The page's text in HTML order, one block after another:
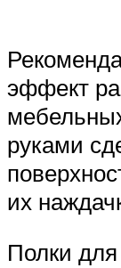
эффект
руками
их
Полки